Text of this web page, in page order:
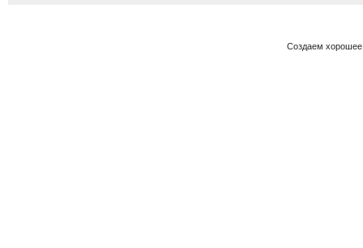
Создаем